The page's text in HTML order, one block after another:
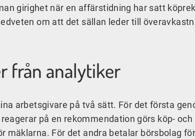
girighet när en affärstidning har satt
om att det sällan leder till
från analytiker
arbetsgivare på två sätt. För det första
på en rekommendation görs köp-
mäklarna. För det andra betalar börsbolag